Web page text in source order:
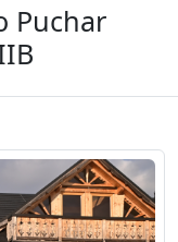
Puchar